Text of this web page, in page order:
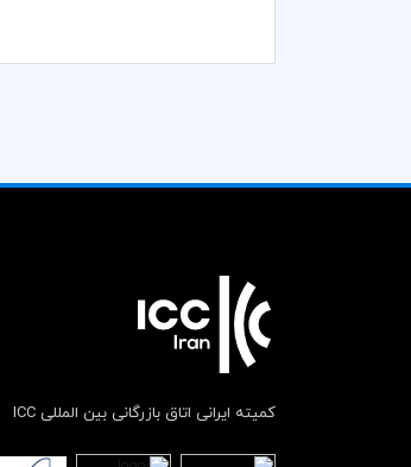
کمیته ایرانی اتاق بازرگانی بین المللی ICC